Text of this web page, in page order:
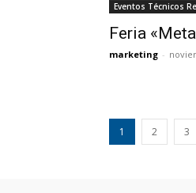
Eventos Técnicos
Feria
marketing -
1 2 3